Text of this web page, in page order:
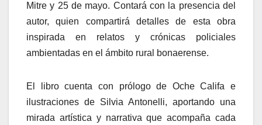
Mitre y 25 de mayo. Contará con la presencia del
autor, quien compartirá detalles de esta obra
inspirada en relatos y crónicas policiales
ambientadas en el ámbito rural bonaerense.
El libro cuenta con prólogo de Oche Califa e
ilustraciones de Silvia Antonelli, aportando una
mirada artística y narrativa que acompaña cada